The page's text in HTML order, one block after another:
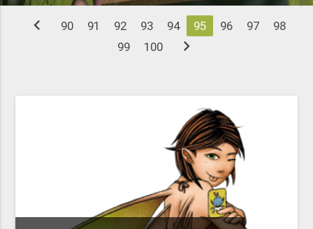
chevron_left 90 91 92 93 94 95 96 97
98
99
100 chevron_right